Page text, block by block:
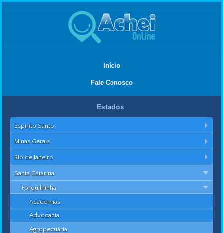
Início
Fale Conosco
Estados
Espírito Santo
Minas Gerais
Rio de Janeiro
Santa Catarina
Forquilhinha
Academias
Advocacia
Agropecuária